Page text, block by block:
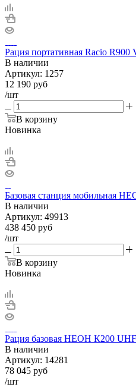
Рация портативная Racio R900
В наличии
Артикул: 1257
12 190 руб
/шт
В корзину
Новинка
Базовая станция мобильная
В наличии
Артикул: 49913
438 450 руб
/шт
В корзину
Новинка
Рация базовая НЕОН К200
В наличии
Артикул: 14281
78 045 руб
/шт